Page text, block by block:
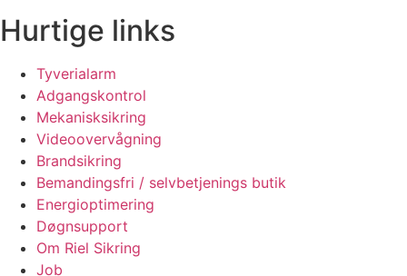
Hurtige links
Tyverialarm
Adgangskontrol
Mekanisksikring
Videoovervågning
Brandsikring
Bemandingsfri / selvbetjenings butik
Energioptimering
Døgnsupport
Om Riel Sikring
Job